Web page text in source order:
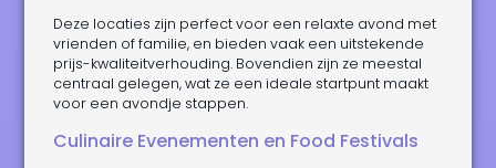
Deze locaties zijn perfect voor een relaxte avond met
vrienden of familie, en bieden vaak een uitstekende
prijs-kwaliteitverhouding. Bovendien zijn ze meestal
centraal gelegen, wat ze een ideale startpunt maakt
voor een avondje stappen.
Culinaire Evenementen en Food Festivals